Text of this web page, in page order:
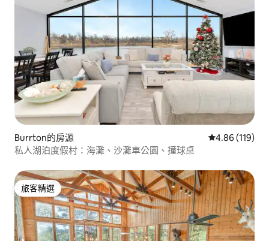
Burrton的房源 從 119 則評價
4.86 (119)
私人湖泊度假村：海灘、沙灘車公園、撞球桌
旅客精選
旅客精選